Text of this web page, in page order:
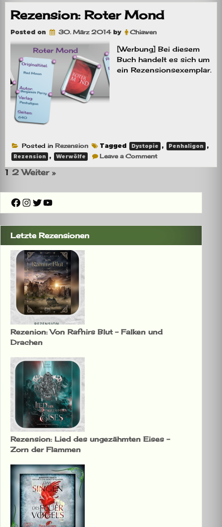
dem
Sommer
Rezension: Roter Mond
Posted on 30. März 2014by Chiawen
[Werbung] Bei diesem
Buch handelt es sich um
ein Rezensionsexemplar.
Posted in Rezension Tagged Dystopie , Penhaligon ,
Rezension , Werwölfe Leave a Commenton
Roter
1 2 Weiter »
Facebook
Instagram
Twitter
YouTube
Letzte Rezensionen
Rezenion: Von Rafnirs Blut – Falken und
Drachen
Rezension: Lied des ungezähmten Eises –
Zorn der Flammen